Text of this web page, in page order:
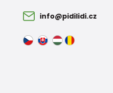
info@pidilidi.cz